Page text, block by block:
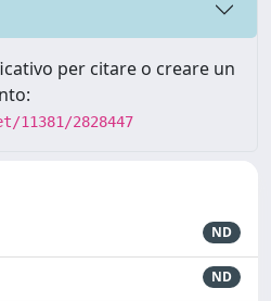
per citare o creare un
2828447
ND
ND